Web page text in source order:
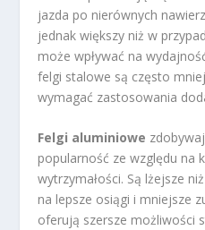
jazda po nierównych
jednak większy niż w
może wpływać na
felgi stalowe są często
wymagać zastosowania
Felgi aluminiowe
popularność ze względu na
wytrzymałości. Są lżejsze
na lepsze osiągi i mniejsze
oferują szersze możliwości